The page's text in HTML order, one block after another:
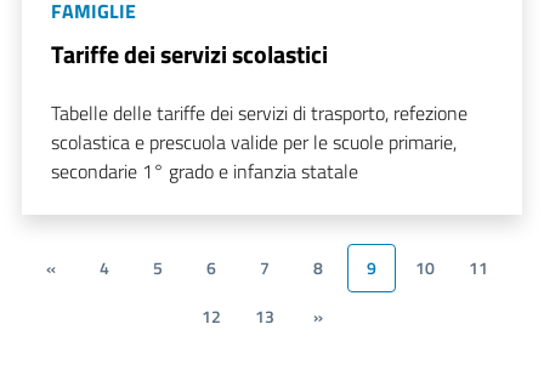
FAMIGLIE
Tariffe dei servizi scolastici
Tabelle delle tariffe dei servizi di trasporto, refezione
scolastica e prescuola valide per le scuole primarie,
secondarie 1° grado e infanzia statale
« 4 5 6 7 8 9 10
11
12
13 »